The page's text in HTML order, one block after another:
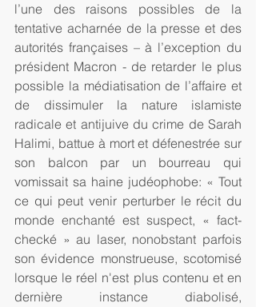
l’une des raisons possibles de la
tentative acharnée de la presse et des
autorités françaises – à l’exception du
président Macron - de retarder le plus
possible la médiatisation de l’affaire et
de dissimuler la nature islamiste
radicale et antijuive du crime de Sarah
Halimi, battue à mort et défenestrée sur
son balcon par un bourreau qui
vomissait sa haine judéophobe: « Tout
ce qui peut venir perturber le récit du
monde enchanté est suspect, « fact-
checké » au laser, nonobstant parfois
son évidence monstrueuse, scotomisé
lorsque le réel n'est plus contenu et en
dernière instance diabolisé,